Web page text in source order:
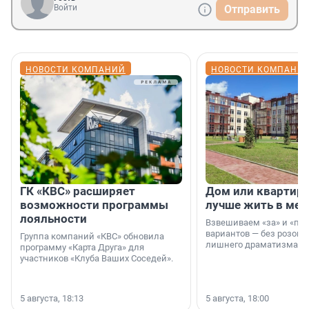
Войти
Отправить
НОВОСТИ КОМПАНИЙ
ГК «КВС» расширяет
возможности программы
лояльности
Группа компаний «КВС» обновила
программу «Карта Друга» для
участников «Клуба Ваших Соседей».
5 августа, 18:13
НОВОСТИ
Дом или
лучше жить в
Взвешиваем «за» и
вариантов — без
лишнего драматизма.
5 августа, 18:00